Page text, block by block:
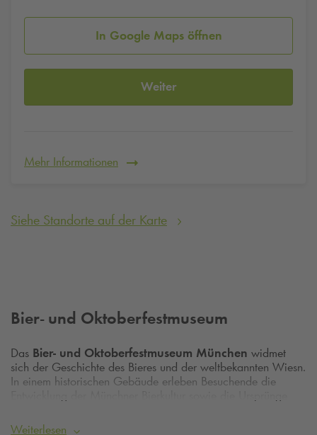
In Google Maps öffnen
Weiter
Mehr Informationen
Siehe Standorte auf der Karte
Bier- und Oktoberfestmuseum
Das Bier- und Oktoberfestmuseum München widmet
sich der Geschichte des Bieres und der weltbekannten Wiesn.
In einem historischen Gebäude erleben Besuchende die
und Stadtgeschichte auf anschauliche Weise.
Weiterlesen